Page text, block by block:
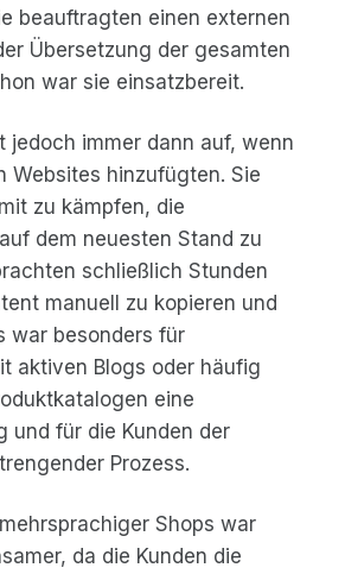
beauftragten einen externen
Übersetzung der gesamten
war sie einsatzbereit.
jedoch immer dann auf, wenn
Websites hinzufügten. Sie
zu kämpfen, die
dem neuesten Stand zu
schließlich Stunden
manuell zu kopieren und
war besonders für
aktiven Blogs oder häufig
eine
und für die Kunden der
Prozess.
Shops war
da die Kunden die